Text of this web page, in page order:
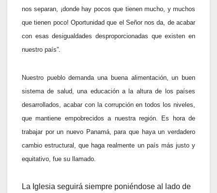
nos separan, ¡donde hay pocos que tienen mucho, y muchos
que tienen poco! Oportunidad que el Señor nos da, de acabar
con esas desigualdades desproporcionadas que existen en
nuestro país”.
Nuestro pueblo demanda una buena alimentación, un buen
sistema de salud, una educación a la altura de los países
desarrollados, acabar con la corrupción en todos los niveles,
que mantiene empobrecidos a nuestra región. Es hora de
trabajar por un nuevo Panamá, para que haya un verdadero
cambio estructural, que haga realmente un país más justo y
equitativo, fue su llamado.
La Iglesia seguirá siempre poniéndose al lado de